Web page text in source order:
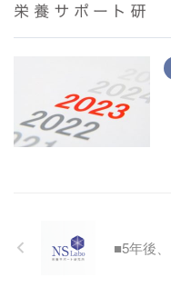
■5年後